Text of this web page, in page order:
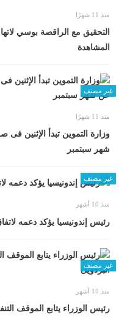
منذ 11 شهرًا
التحقيق مع الراقصة بوسي
المشاهدة
غير مصنف
منذ 11 شهرًا
وزارة التموين تبدأ الإثنين
شهر سبتمبر
غير مصنف
منذ 10 أشهر
رئيس إندونيسيا يؤكد دعمه
غير مصنف
منذ 10 أشهر
رئيس الوزراء يتابع الموقف